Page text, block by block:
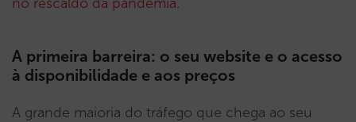
A primeira barreira: o seu website e o acesso
à disponibilidade e aos preços
A grande maioria do tráfego que chega ao seu